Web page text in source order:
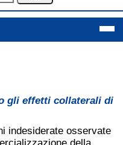
gli effetti collaterali di
indesiderate osservate